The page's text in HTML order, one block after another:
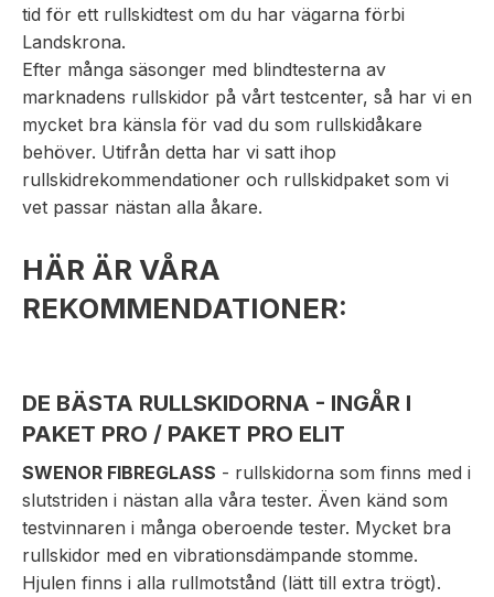
tid för ett rullskidtest om du har vägarna förbi
Landskrona.
Efter många säsonger med blindtesterna av
marknadens rullskidor på vårt testcenter, så har vi en
mycket bra känsla för vad du som rullskidåkare
behöver. Utifrån detta har vi satt ihop
rullskidrekommendationer och rullskidpaket som vi
vet passar nästan alla åkare.
HÄR ÄR VÅRA
REKOMMENDATIONER:
DE BÄSTA RULLSKIDORNA - INGÅR I
PAKET PRO / PAKET PRO ELIT
SWENOR FIBREGLASS - rullskidorna som finns med i
slutstriden i nästan alla våra tester. Även känd som
testvinnaren i många oberoende tester. Mycket bra
rullskidor med en vibrationsdämpande stomme.
Hjulen finns i alla rullmotstånd (lätt till extra trögt).